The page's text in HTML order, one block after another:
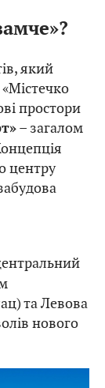
який
«Містечко
простори
– загалом
центру
та Левова
нового